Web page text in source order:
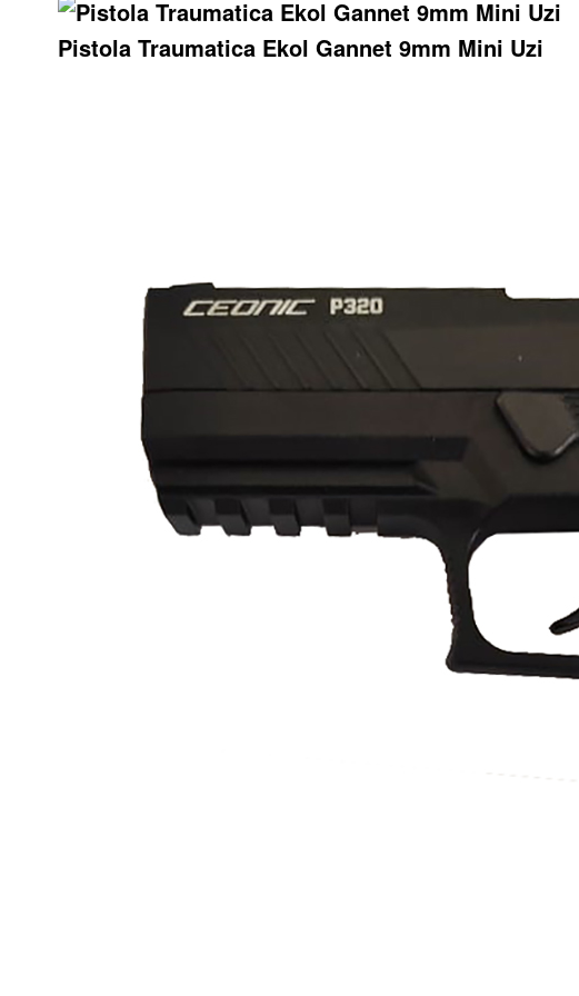
Pistola Traumatica Ekol Gannet 9mm Mini Uzi